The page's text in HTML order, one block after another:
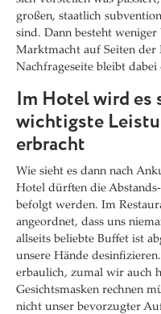
großen, staatlich
sind. Dann besteht
Marktmacht auf Seiten der
Nachfrageseite bleibt
Im Hotel wird es
wichtigste
erbracht
Wie sieht es dann nach
Hotel dürften die
befolgt werden. Im
angeordnet, dass uns
allseits beliebte Buffet ist
unsere Hände
erbaulich, zumal wir auch
Gesichtsmasken rechnen
nicht unser bevorzugter